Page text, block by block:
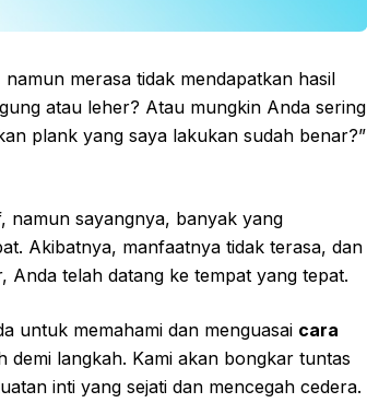
merasa tidak mendapatkan hasil
atau leher? Atau mungkin Anda sering
plank yang saya lakukan sudah benar?”
namun sayangnya, banyak yang
Akibatnya, manfaatnya tidak terasa, dan
telah datang ke tempat yang tepat.
untuk memahami dan menguasai cara
demi langkah. Kami akan bongkar tuntas
inti yang sejati dan mencegah cedera.